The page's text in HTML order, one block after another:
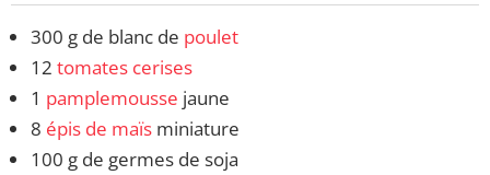
300 g de blanc de poulet
12 tomates cerises
1 pamplemousse jaune
8 épis de maïs miniature
100 g de germes de soja